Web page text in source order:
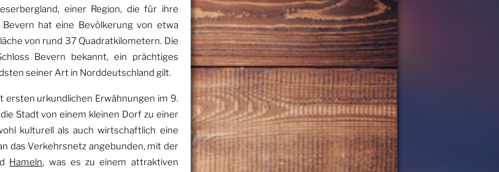
einer Region, die für ihre
hat eine Bevölkerung von etwa
von rund 37 Quadratkilometern. Die
Bevern bekannt, ein prächtiges
seiner Art in Norddeutschland gilt.
ersten urkundlichen Erwähnungen im 9.
Stadt von einem kleinen Dorf zu einer
kulturell als auch wirtschaftlich eine
das Verkehrsnetz angebunden, mit der
Hameln, was es zu einem attraktiven